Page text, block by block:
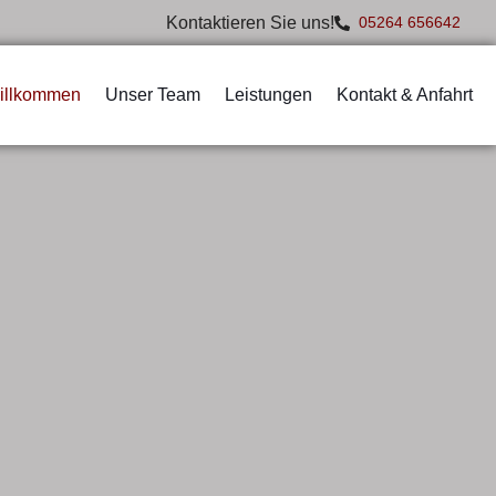
Kontaktieren Sie uns! 05264 656642
Unser Team Leistungen Kontakt & Anfahrt